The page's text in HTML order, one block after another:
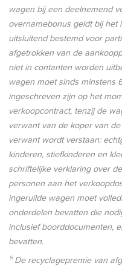
wagen bij een deelnemend
overnamebonus geldt bij het
uitsluitend bestemd voor
afgetrokken van de
niet in contanten worden
wagen moet sinds minstens
ingeschreven zijn op het
verkoopcontract, tenzij de
verwant van de koper van
verwant wordt verstaan:
kinderen, stiefkinderen en
schriftelijke verklaring over
personen aan het
ingeruilde wagen moet
onderdelen bevatten die
inclusief boorddocumenten,
bevatten.
⁵ De recyclagepremie van